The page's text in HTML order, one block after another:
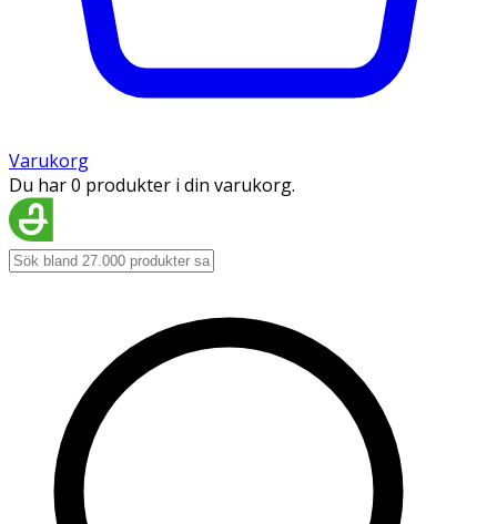
Varukorg
Du har 0 produkter i din varukorg.